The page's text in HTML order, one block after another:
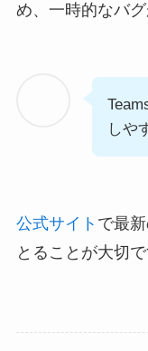
め、一時的なバ
しや
公式サイト で最
とることが大切で